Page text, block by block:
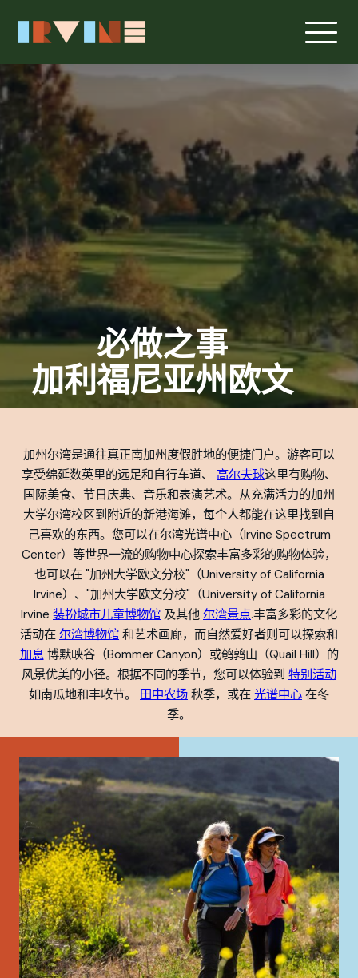
必做之事
加利福尼亚州欧文
加州尔湾是通往真正南加州度假胜地的便捷门户。游客可以
享受绵延数英里的远足和自行车道、 高尔夫球这里有购物、
国际美食、节日庆典、音乐和表演艺术。从充满活力的加州
大学尔湾校区到附近的新港海滩，每个人都能在这里找到自
己喜欢的东西。您可以在尔湾光谱中心（Irvine Spectrum
Center）等世界一流的购物中心探索丰富多彩的购物体验，
也可以在 "加州大学欧文分校"（University of California
Irvine）、"加州大学欧文分校"（University of California
Irvine 装扮城市儿童博物馆 及其他 尔湾景点.丰富多彩的文化
活动在 尔湾博物馆 和艺术画廊，而自然爱好者则可以探索和
加息博默峡谷（Bommer Canyon）或鹌鹑山（Quail Hill）的
风景优美的小径。根据不同的季节，您可以体验到 特别活动
如南瓜地和丰收节。 田中农场 秋季，或在 光谱中心 在冬
季。